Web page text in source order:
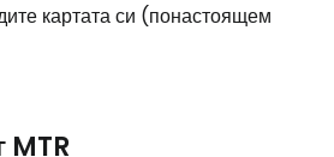
картата си (понастоящем
MTR